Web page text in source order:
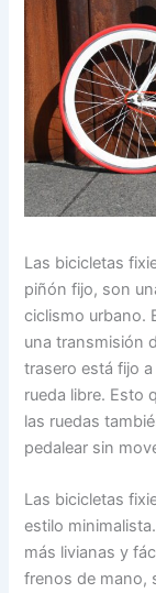
Las bicicletas
piñón fijo, son
ciclismo urbano.
una transmisión
trasero está fijo
rueda libre. Esto
las ruedas
pedalear sin
Las bicicletas
estilo
más livianas y
frenos de mano,